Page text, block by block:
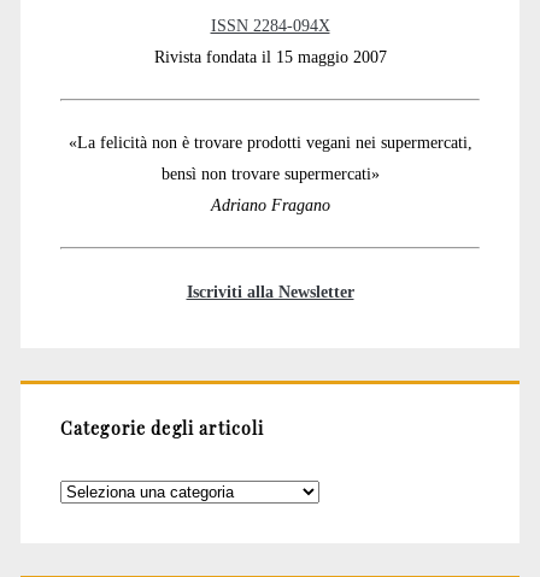
ISSN 2284-094X
Rivista fondata il 15 maggio 2007
«La felicità non è trovare prodotti vegani nei supermercati,
bensì non trovare supermercati»
Adriano Fragano
Iscriviti alla Newsletter
Categorie degli articoli
Categorie